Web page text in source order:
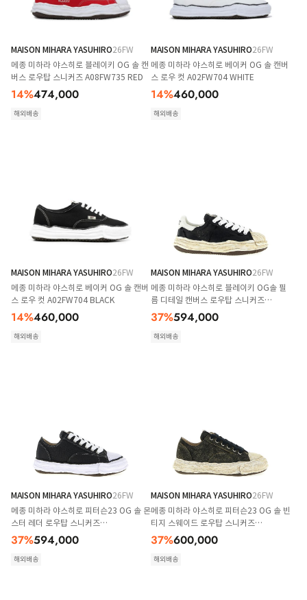
MAISON MIHARA YASUHIRO26FW
메종 미하라 야스히로 블레이키 OG 솔 캔
버스 로우탑 스니커즈 A08FW735 RED
14%474,000
해외배송
MAISON MIHARA YASUHIRO26FW
메종 미하라 야스히로 베이커 OG 솔 캔버
스 로우 컷 A02FW704 WHITE
14%460,000
해외배송
MAISON MIHARA YASUHIRO26FW
메종 미하라 야스히로 베이커 OG 솔 캔버
스 로우 컷 A02FW704 BLACK
14%460,000
해외배송
MAISON MIHARA YASUHIRO26FW
메종 미하라 야스히로 블레이키 OG솔 필
름 디테일 캔버스 로우탑 스니커즈
A15FW727BLACK
37%594,000
해외배송
MAISON MIHARA YASUHIRO26FW
메종 미하라 야스히로 피터슨23 OG 솔 몬
스터 레더 로우탑 스니커즈
A15FW723BLACK White Black
37%594,000
해외배송
MAISON MIHARA YASUHIRO26FW
메종 미하라 야스히로 피터슨23 OG 솔 빈
티지 스웨이드 로우탑 스니커즈
A15FW724BLACK
37%600,000
해외배송